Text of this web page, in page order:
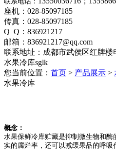
座机：028-85097185
传真：028-85097185
Q Q：836921217
邮箱：836921217@qq.com
联系地址：成都市武侯区红牌楼
水果冷库sglk
您当前位置： 首页 > 产品展示 >
水果冷库
概念：
水果保鲜冷库贮藏是抑制微生物和
实的腐烂率，还可以减缓果品的呼